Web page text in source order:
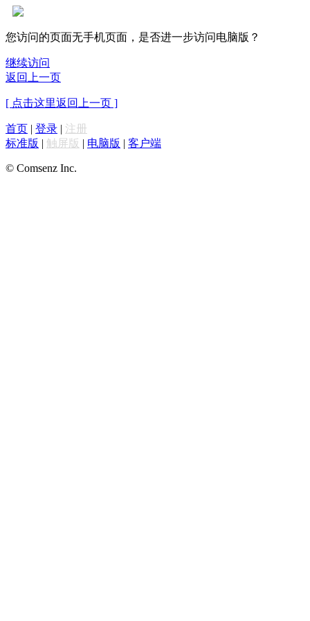
您访问的页面无手机页面，是否进一步访问电脑版？
继续访问
返回上一页
[ 点击这里返回上一页 ]
首页 | 登录 | 注册
标准版 | 触屏版 | 电脑版 | 客户端
© Comsenz Inc.